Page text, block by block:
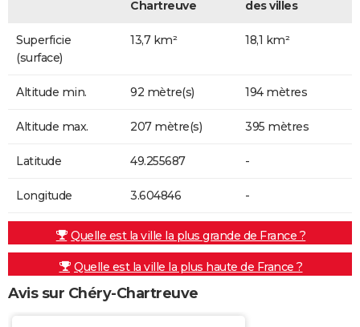
Chartreuve
des villes
Superficie
(surface)
13,7 km² 18,1 km²
Altitude min. 92 mètre(s) 194 mètres
Altitude max. 207 mètre(s) 395 mètres
Latitude 49.255687 -
Longitude 3.604846 -
Quelle est la ville la plus grande de France ?
Quelle est la ville la plus haute de France ?
Avis sur Chéry-Chartreuve